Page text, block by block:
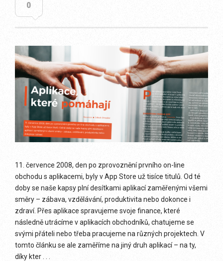
0
11. července 2008, den po zprovoznění prvního on-line
obchodu s aplikacemi, byly v App Store už tisíce titulů. Od té
doby se naše kapsy plní desítkami aplikací zaměřenými všemi
směry – zábava, vzdělávání, produktivita nebo dokonce i
zdraví. Přes aplikace spravujeme svoje finance, které
následně utrácíme v aplikacích obchodníků, chatujeme se
svými přáteli nebo třeba pracujeme na různých projektech. V
tomto článku se ale zaměříme na jiný druh aplikací – na ty,
díky kter . . .